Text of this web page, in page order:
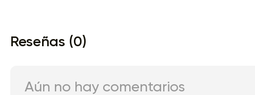
Reseñas (0)
Aún no hay comentarios